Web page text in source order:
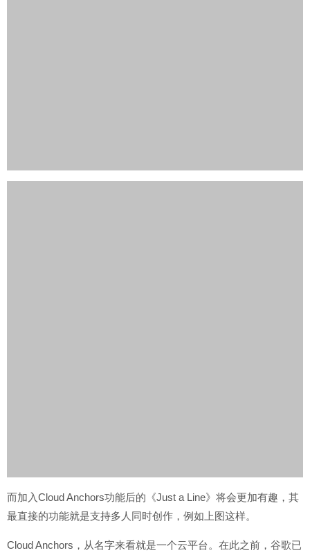
而加入Cloud Anchors功能后的《Just a Line》将会更加有趣，其
最直接的功能就是支持多人同时创作，例如上图这样。
Cloud Anchors，从名字来看就是一个云平台。在此之前，谷歌已